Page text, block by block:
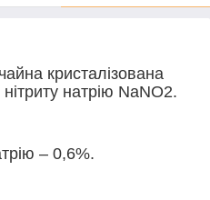
кристалізована
натрію NaNO2.
– 0,6%.